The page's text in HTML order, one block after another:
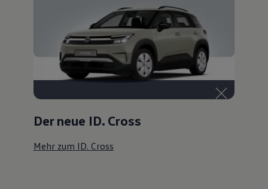
Der neue ID. Cross
Mehr zum ID. Cross